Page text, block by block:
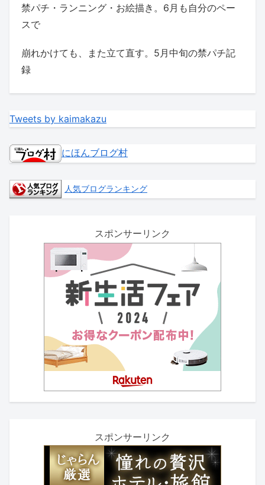
禁パチ・ランニング・お絵描き。6月も自分のペー
スで
崩れかけても、また立て直す。5月中旬の禁パチ記
録
Tweets by kaimakazu
にほんブログ村
人気ブログランキング
スポンサーリンク
スポンサーリンク